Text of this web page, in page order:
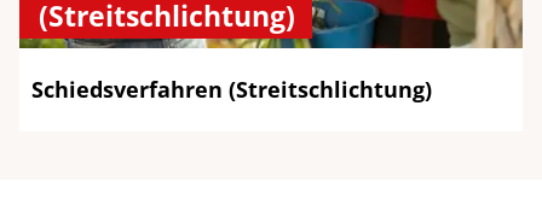
(Streitschlichtung)
Schiedsverfahren (Streitschlichtung)